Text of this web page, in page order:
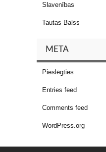
Slavenības
Tautas Balss
META
Pieslēgties
Entries feed
Comments feed
WordPress.org